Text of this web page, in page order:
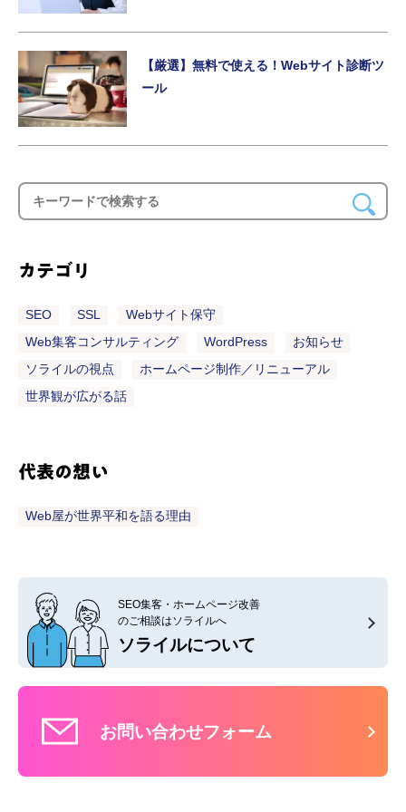
【厳選】無料で使える！Webサイト診断ツ
ール
カテゴリ
SEO SSL
Webサイト保守
Web集客コンサルティング
WordPress
お知らせ
ソライルの視点
ホームページ制作／リニューアル
世界観が広がる話
代表の想い
Web屋が世界平和を語る理由
SEO集客・ホームページ改善
のご相談はソライルへ
ソライルについて
お問い合わせフォーム